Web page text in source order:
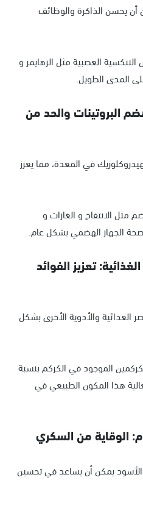
أن يحسن الذاكرة والوظائف
العصبية مثل الزهايمر و
المدى الطويل.
البروتينات والحد من
في المعدة، مما يعزز
الانتفاخ و الغازات و
الجهاز الهضمي بشكل عام.
تعزيز الفوائد
الغذائية والأدوية الأخرى بشكل
الموجود في الكركم بنسبة
من فعالية هذا المكون الطبيعي في
يمكن أن يساعد في تحسين